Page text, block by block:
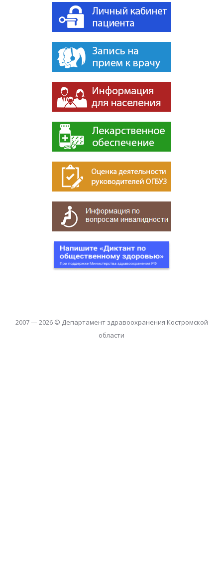
2007 — 2026 © Департамент здравоохранения Костромской
области